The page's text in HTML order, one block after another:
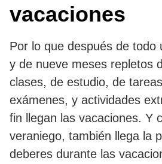
vacaciones
Por lo que después de todo
y de nueve meses repletos
clases, de estudio, de
exámenes, y actividades
fin llegan las vacaciones. Y
veraniego, también llega la
deberes durante las